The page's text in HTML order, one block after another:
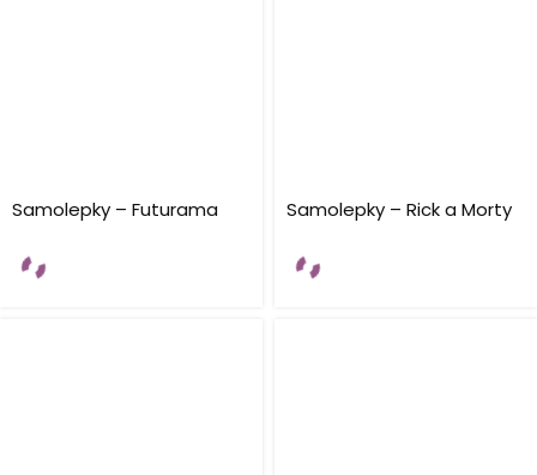
Samolepky – Futurama Samolepky – Rick a Morty